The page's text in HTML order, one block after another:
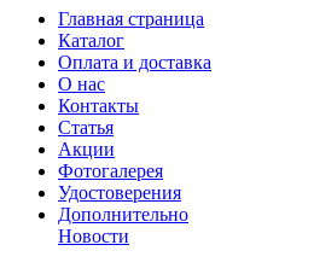
Главная страница
Каталог
Оплата и доставка
О нас
Контакты
Статья
Акции
Фотогалерея
Удостоверения
Дополнительно
Новости